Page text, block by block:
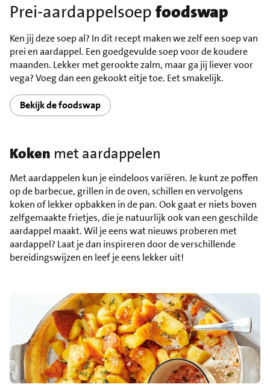
Prei-aardappelsoepfoodswap
Ken jij deze soep al? In dit recept maken we zelf een soep van
prei en aardappel. Een goedgevulde soep voor de koudere
maanden. Lekker met gerookte zalm, maar ga jij liever voor
vega? Voeg dan een gekookt eitje toe. Eet smakelijk.
Bekijk de foodswap
Koken met aardappelen
Met aardappelen kun je eindeloos variëren. Je kunt ze poffen
op de barbecue, grillen in de oven, schillen en vervolgens
koken of lekker opbakken in de pan. Ook gaat er niets boven
zelfgemaakte frietjes, die je natuurlijk ook van een geschilde
aardappel maakt. Wil je eens wat nieuws proberen met
aardappel? Laat je dan inspireren door de verschillende
bereidingswijzen en leef je eens lekker uit!